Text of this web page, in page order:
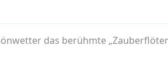
das berühmte